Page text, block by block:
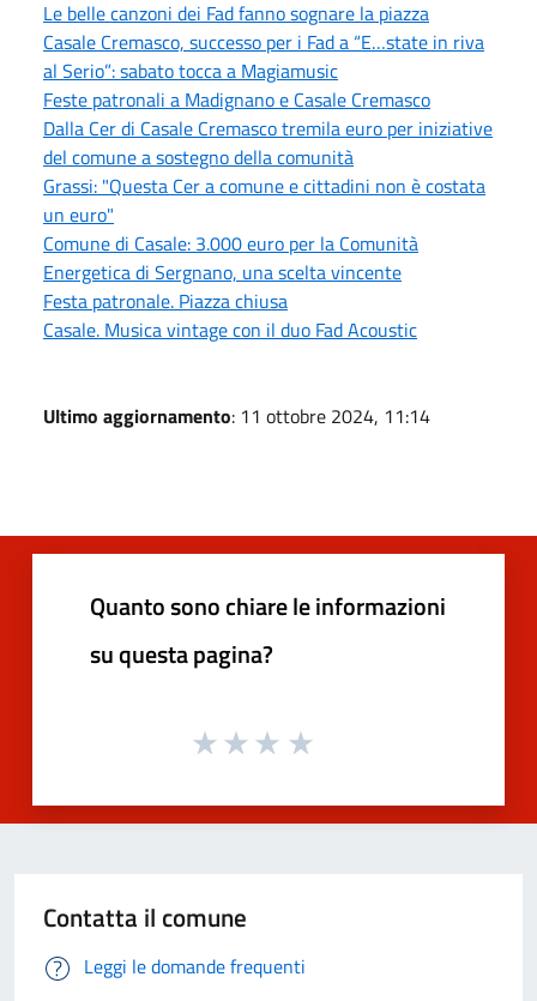
Le belle canzoni dei Fad fanno sognare la piazza
Casale Cremasco, successo per i Fad a “E…state in riva
al Serio”: sabato tocca a Magiamusic
Feste patronali a Madignano e Casale Cremasco
Dalla Cer di Casale Cremasco tremila euro per iniziative
del comune a sostegno della comunità
Grassi: "Questa Cer a comune e cittadini non è costata
un euro"
Comune di Casale: 3.000 euro per la Comunità
Energetica di Sergnano, una scelta vincente
Festa patronale. Piazza chiusa
Casale. Musica vintage con il duo Fad Acoustic
Ultimo aggiornamento: 11 ottobre 2024, 11:14
Quanto sono chiare le informazioni
su questa pagina?
Contatta il comune
Leggi le domande frequenti